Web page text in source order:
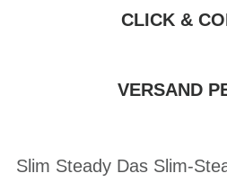
CLICK &
VERSAND
Slim Steady Das Slim-